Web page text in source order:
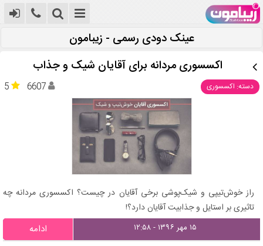
عینک دودی رسمی - زیبامون
اکسسوری مردانه برای آقایان شیک و جذاب
دسته: اکسسوری 5 6607
راز خوش‌تیپی و شیک‌پوشی برخی آقایان در چیست؟ اکسسوری مردانه چه
تاثیری بر استایل و جذابیت آقایان دارد؟!
۱۵ مهر ۱۳۹۶ - ۱۲:۵۸ ادامه